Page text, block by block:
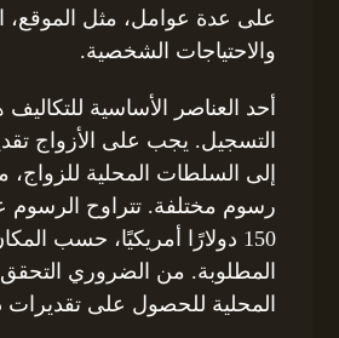
على عدة عوامل، مثل الموقع،
والاحتياجات الشخصية.
أحد العناصر الأساسية
التسجيل. يجب على الأزواج
إلى السلطات المحلية
150 دولارًا أمريكيًا، حسب
المطلوبة. من الضروري
المحلية للحصول على تقديرات